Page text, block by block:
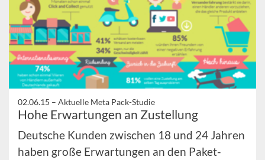
02.06.15 – Aktuelle Meta Pack-Studie
Hohe Erwartungen an Zustellung
Deutsche Kunden zwischen 18 und 24 Jahren
haben große Erwartungen an den Paket-